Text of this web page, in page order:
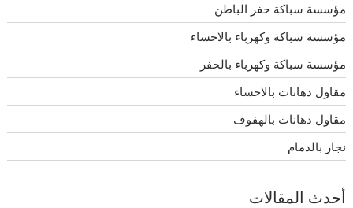
مؤسسة سباكة حفر الباطن
مؤسسة سباكة وكهرباء بالاحساء
مؤسسة سباكة وكهرباء بالحفر
مقاول دهانات بالاحساء
مقاول دهانات بالهفوف
نجار بالدمام
أحدث المقالات